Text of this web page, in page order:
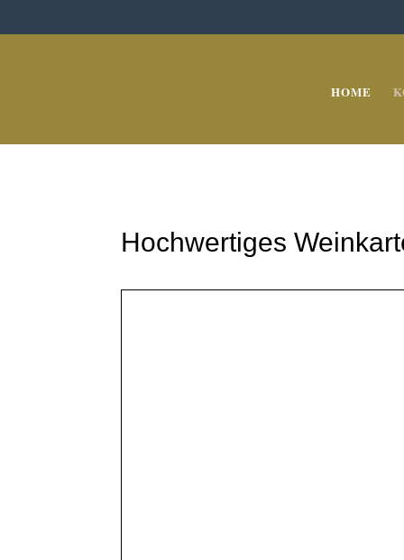
HOME
Hochwertiges